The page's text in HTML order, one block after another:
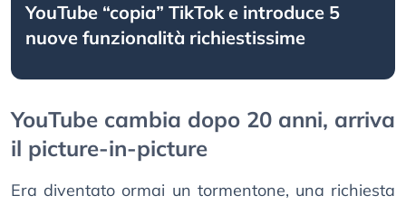
YouTube “copia” TikTok e introduce 5
nuove funzionalità richiestissime
YouTube cambia dopo 20 anni, arriva
il picture-in-picture
Era diventato ormai un tormentone, una richiesta